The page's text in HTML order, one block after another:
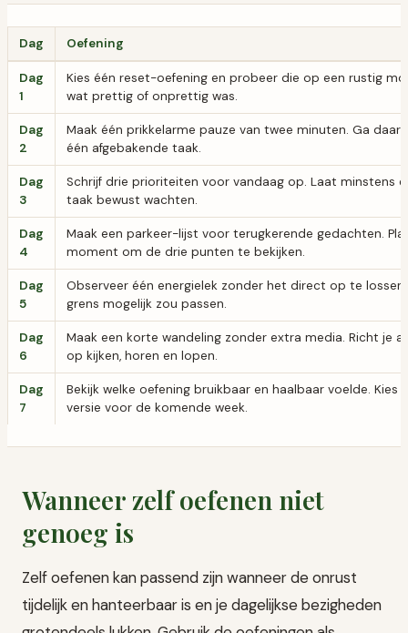
Dag Oefening
Dag
1
Kies één reset-oefening en probeer die op een rustig
wat prettig of onprettig was.
Dag
2
Maak één prikkelarme pauze van twee minuten. Ga
één afgebakende taak.
Dag
3
Schrijf drie prioriteiten voor vandaag op. Laat minstens
taak bewust wachten.
Dag
4
Maak een parkeer-lijst voor terugkerende gedachten.
moment om de drie punten te bekijken.
Dag
5
Observeer één energielek zonder het direct op te
grens mogelijk zou passen.
Dag
6
Maak een korte wandeling zonder extra media. Richt je
op kijken, horen en lopen.
Dag
7
Bekijk welke oefening bruikbaar en haalbaar voelde. Kies
versie voor de komende week.
Wanneer zelf oefenen niet
genoeg is
Zelf oefenen kan passend zijn wanneer de onrust
tijdelijk en hanteerbaar is en je dagelijkse bezigheden